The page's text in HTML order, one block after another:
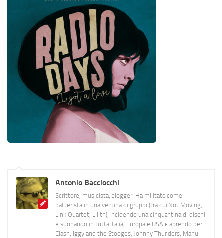
Antonio Bacciocchi
Scrittore, musicista, blogger. Ha militato come
batterista in una ventina di gruppi (tra cui Not Moving,
Link Quartet, Lilith), incidendo una cinquantina di dischi
e suonando in tutta Italia, Europa e USA e aprendo per
Clash, Iggy and the Stooges, Johnny Thunders, Manu